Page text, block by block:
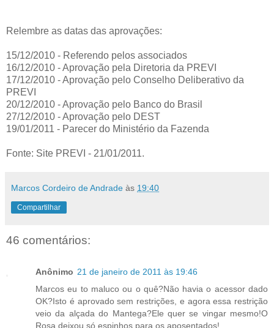
Relembre as datas das aprovações:
15/12/2010 - Referendo pelos associados
16/12/2010 - Aprovação pela Diretoria da PREVI
17/12/2010 - Aprovação pelo Conselho Deliberativo da
PREVI
20/12/2010 - Aprovação pelo Banco do Brasil
27/12/2010 - Aprovação pelo DEST
19/01/2011 - Parecer do Ministério da Fazenda
Fonte: Site PREVI - 21/01/2011.
Marcos Cordeiro de Andrade às 19:40
Compartilhar
46 comentários:
Anônimo 21 de janeiro de 2011 às 19:46
Marcos eu to maluco ou o quê?Não havia o acessor dado
OK?Isto é aprovado sem restrições, e agora essa restrição
veio da alçada do Mantega?Ele quer se vingar mesmo!O
Rosa deixou só espinhos para os aposentados!